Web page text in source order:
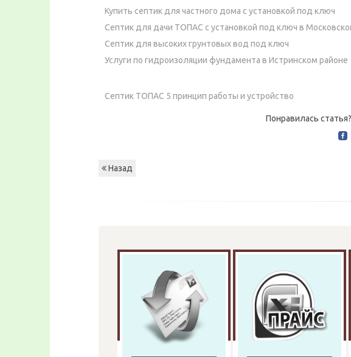
Купить септик для частного дома с установкой под ключ
Септик для дачи ТОПАС с установкой под ключ в
Септик для высоких грунтовых вод под ключ
Услуги по гидроизоляции фундамента в Истринском районе
Септик ТОПАС 5 принцип работы и устройство
Понравилась
Назад